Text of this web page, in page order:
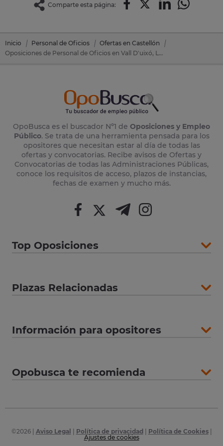
Comparte esta página:
Inicio Personal de Oficios
Ofertas en Castellón
Oposiciones de Personal de Oficios en Vall D'uixó, La (Castellón)
OpoBusca es el buscador Nº1 de Oposiciones y Empleo
Público. Se trata de una herramienta pensada para los
opositores que necesitan estar al día de todas las
ofertas y convocatorias. Recibe avisos de Ofertas y
Convocatorias de todas las Administraciones Públicas,
conoce los requisitos de acceso, plazos de instancias,
fechas de examen y mucho más.
Top Oposiciones
Plazas Relacionadas
Información para opositores
Opobusca te recomienda
©2026| Aviso Legal Política de privacidad Política de Cookies|
Ajustes de cookies